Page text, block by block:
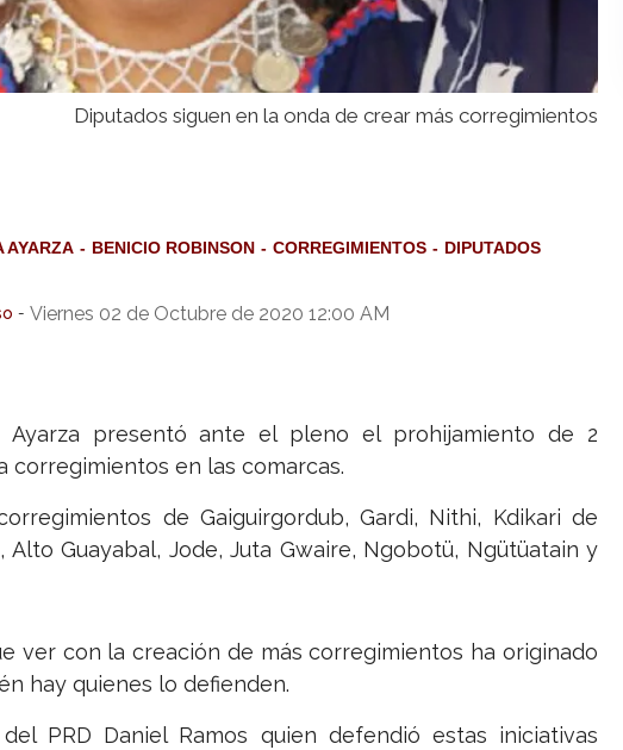
Diputados siguen en la onda de crear más corregimientos
AYARZA BENICIO ROBINSON CORREGIMIENTOS
DIPUTADOS
- Viernes 02 de Octubre de 2020 12:00 AM
Ayarza presentó ante el pleno el prohijamiento de 2
en las comarcas.
de Gaiguirgordub, Gardi, Nithi, Kdikari de
Alto Guayabal, Jode, Juta Gwaire, Ngobotü, Ngütüatain y
ver con la creación de más corregimientos ha originado
hay quienes lo defienden.
PRD Daniel Ramos quien defendió estas iniciativas